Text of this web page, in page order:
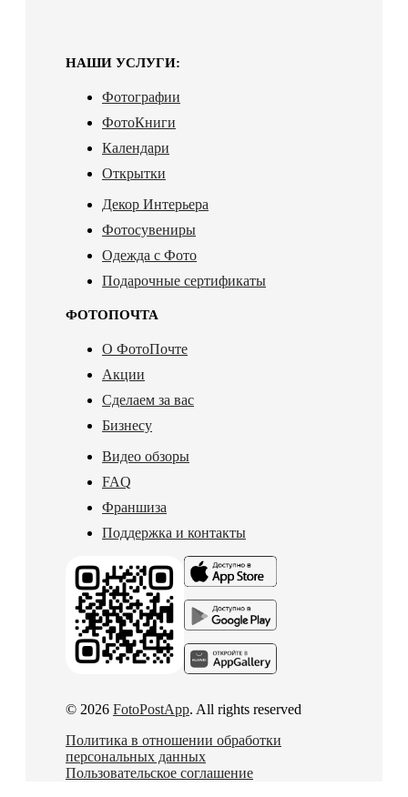
НАШИ УСЛУГИ:
Фотографии
ФотоКниги
Календари
Открытки
Декор Интерьера
Фотосувениры
Одежда с Фото
Подарочные сертификаты
ФОТОПОЧТА
О ФотоПочте
Акции
Сделаем за вас
Бизнесу
Видео обзоры
FAQ
Франшиза
Поддержка и контакты
© 2026 FotoPostApp. All rights reserved
Политика в отношении обработки
персональных данных
Пользовательское соглашение